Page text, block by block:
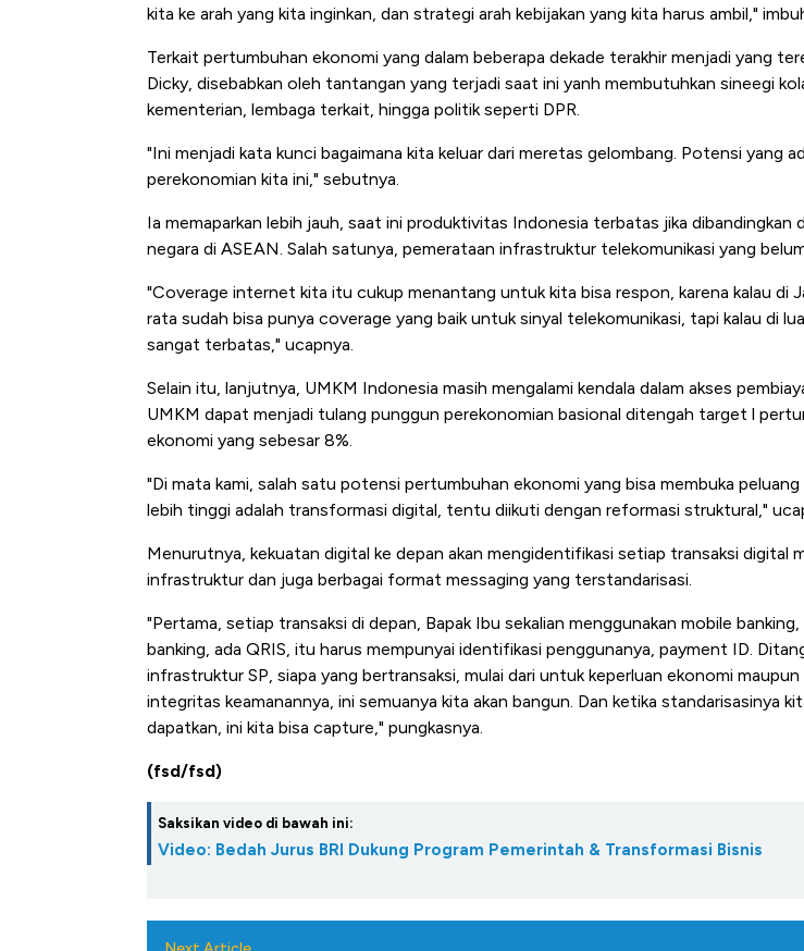
kita ke arah yang kita inginkan, dan strategi arah kebijakan yang kita harus ambil,"
Terkait pertumbuhan ekonomi yang dalam beberapa dekade terakhir menjadi yang
Dicky, disebabkan oleh tantangan yang terjadi saat ini yanh membutuhkan sineegi
kementerian, lembaga terkait, hingga politik seperti DPR.
"Ini menjadi kata kunci bagaimana kita keluar dari meretas gelombang. Potensi yang
perekonomian kita ini," sebutnya.
Ia memaparkan lebih jauh, saat ini produktivitas Indonesia terbatas jika dibandingkan
negara di ASEAN. Salah satunya, pemerataan infrastruktur telekomunikasi yang
"Coverage internet kita itu cukup menantang untuk kita bisa respon, karena kalau di
rata sudah bisa punya coverage yang baik untuk sinyal telekomunikasi, tapi kalau di
sangat terbatas," ucapnya.
Selain itu, lanjutnya, UMKM Indonesia masih mengalami kendala dalam akses
UMKM dapat menjadi tulang punggun perekonomian basional ditengah target l
ekonomi yang sebesar 8%.
"Di mata kami, salah satu potensi pertumbuhan ekonomi yang bisa membuka
lebih tinggi adalah transformasi digital, tentu diikuti dengan reformasi struktural,"
Menurutnya, kekuatan digital ke depan akan mengidentifikasi setiap transaksi digital
infrastruktur dan juga berbagai format messaging yang terstandarisasi.
"Pertama, setiap transaksi di depan, Bapak Ibu sekalian menggunakan mobile
banking, ada QRIS, itu harus mempunyai identifikasi penggunanya, payment ID.
infrastruktur SP, siapa yang bertransaksi, mulai dari untuk keperluan ekonomi
integritas keamanannya, ini semuanya kita akan bangun. Dan ketika standarisasinya
dapatkan, ini kita bisa capture," pungkasnya.
(fsd/fsd)
Saksikan video di bawah ini:
Video: Bedah Jurus BRI Dukung Program Pemerintah & Transformasi Bisnis